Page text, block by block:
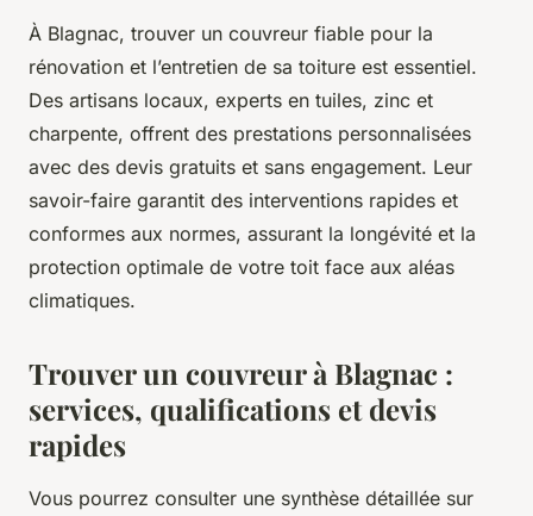
À Blagnac, trouver un couvreur fiable pour la
rénovation et l’entretien de sa toiture est essentiel.
Des artisans locaux, experts en tuiles, zinc et
charpente, offrent des prestations personnalisées
avec des devis gratuits et sans engagement. Leur
savoir-faire garantit des interventions rapides et
conformes aux normes, assurant la longévité et la
protection optimale de votre toit face aux aléas
climatiques.
Trouver un couvreur à Blagnac :
services, qualifications et devis
rapides
Vous pourrez consulter une synthèse détaillée sur